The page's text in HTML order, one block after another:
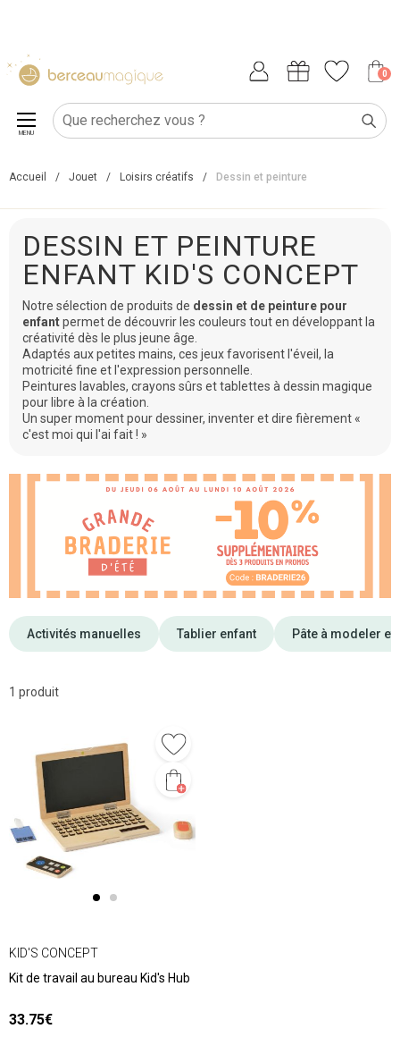
0
MENU
Accueil / Jouet / Loisirs créatifs / Dessin et peinture
DESSIN ET PEINTURE
ENFANT KID'S CONCEPT
Notre sélection de produits de dessin et de peinture pour
enfantpermet de découvrir les couleurs tout en développant la
créativité dès le plus jeune âge.
Adaptés aux petites mains, ces jeux favorisent l'éveil, la
motricité fine et l'expression personnelle.
Peintures lavables, crayons sûrs et tablettes à dessin magique
pour libre à la création.
Un super moment pour dessiner, inventer et dire fièrement «
c'est moi qui l'ai fait ! »
Activités manuelles Tablier enfant Pâte à modeler
1 produit
KID'S CONCEPT
Kit de travail au bureau Kid's Hub
33.75€